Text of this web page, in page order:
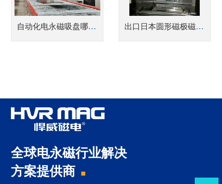
自动化电永磁吸盘哪家好悍威磁电赋能钢板切割自动上下料分拣 出口日本圆形磁极磁力模板
全球电永磁行业解决
方案提供商